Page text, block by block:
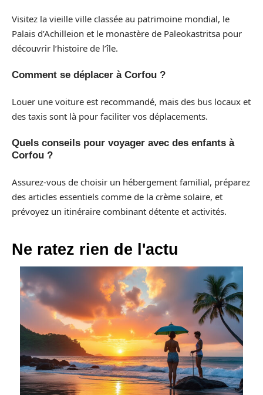
Visitez la vieille ville classée au patrimoine mondial, le
Palais d’Achilleion et le monastère de Paleokastritsa pour
découvrir l’histoire de l’île.
Comment se déplacer à Corfou ?
Louer une voiture est recommandé, mais des bus locaux et
des taxis sont là pour faciliter vos déplacements.
Quels conseils pour voyager avec des enfants à
Corfou ?
Assurez-vous de choisir un hébergement familial, préparez
des articles essentiels comme de la crème solaire, et
prévoyez un itinéraire combinant détente et activités.
Ne ratez rien de l'actu